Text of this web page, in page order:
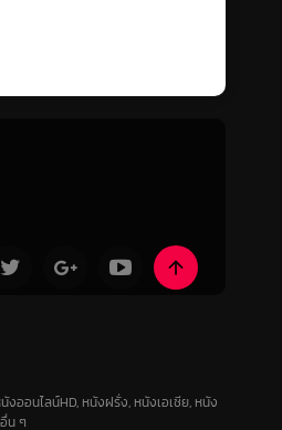
ออนไลน์HD, หนังฝรั่ง, หนังเอเชีย, หนัง
น ๆ